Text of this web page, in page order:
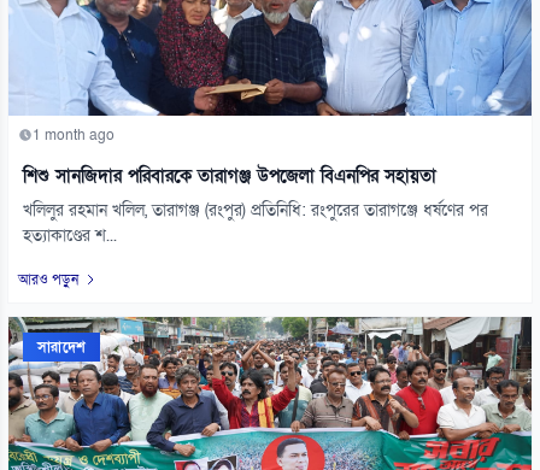
1 month ago
শিশু সানজিদার পরিবারকে তারাগঞ্জ উপজেলা বিএনপির সহায়তা
খলিলুর রহমান খলিল, তারাগঞ্জ (রংপুর) প্রতিনিধি: রংপুরের তারাগঞ্জে ধর্ষণের পর
হত্যাকাণ্ডের শ...
আরও পড়ুন
সারাদেশ